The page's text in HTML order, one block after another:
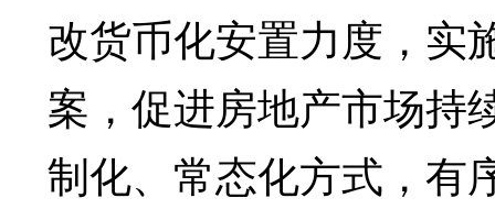
改货币化安置力度，实
案，促进房地产市场持
制化、常态化方式，有